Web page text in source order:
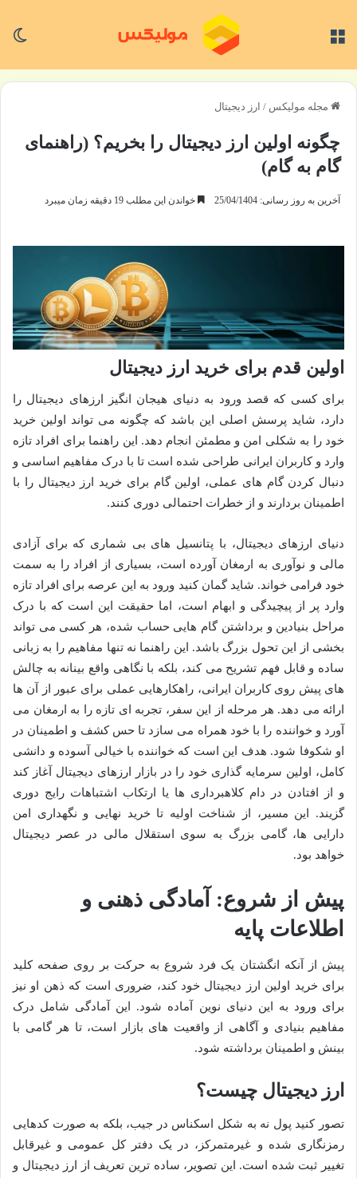
مجله مولیکس / ارز دیجیتال
چگونه اولین ارز دیجیتال را بخریم؟ (راهنمای
گام به گام)
آخرین به روز رسانی: 25/04/1404 خواندن این مطلب 19 دقیقه زمان میبرد
اولین قدم برای خرید ارز دیجیتال
برای کسی که قصد ورود به دنیای هیجان انگیز ارزهای دیجیتال را
دارد، شاید پرسش اصلی این باشد که چگونه می تواند اولین خرید
خود را به شکلی امن و مطمئن انجام دهد. این راهنما برای افراد تازه
وارد و کاربران ایرانی طراحی شده است تا با درک مفاهیم اساسی و
دنبال کردن گام های عملی، اولین گام برای خرید ارز دیجیتال را با
اطمینان بردارند و از خطرات احتمالی دوری کنند.
دنیای ارزهای دیجیتال، با پتانسیل های بی شماری که برای آزادی
مالی و نوآوری به ارمغان آورده است، بسیاری از افراد را به سمت
خود فرامی خواند. شاید گمان کنید ورود به این عرصه برای افراد تازه
وارد پر از پیچیدگی و ابهام است، اما حقیقت این است که با درک
مراحل بنیادین و برداشتن گام هایی حساب شده، هر کسی می تواند
بخشی از این تحول بزرگ باشد. این راهنما نه تنها مفاهیم را به زبانی
ساده و قابل فهم تشریح می کند، بلکه با نگاهی واقع بینانه به چالش
های پیش روی کاربران ایرانی، راهکارهایی عملی برای عبور از آن ها
ارائه می دهد. هر مرحله از این سفر، تجربه ای تازه را به ارمغان می
آورد و خواننده را با خود همراه می سازد تا حس کشف و اطمینان در
او شکوفا شود. هدف این است که خواننده با خیالی آسوده و دانشی
کامل، اولین سرمایه گذاری خود را در بازار ارزهای دیجیتال آغاز کند
و از افتادن در دام کلاهبرداری ها یا ارتکاب اشتباهات رایج دوری
گزیند. این مسیر، از شناخت اولیه تا خرید نهایی و نگهداری امن
دارایی ها، گامی بزرگ به سوی استقلال مالی در عصر دیجیتال
خواهد بود.
پیش از شروع: آمادگی ذهنی و
اطلاعات پایه
پیش از آنکه انگشتان یک فرد شروع به حرکت بر روی صفحه کلید
برای خرید اولین ارز دیجیتال خود کند، ضروری است که ذهن او نیز
برای ورود به این دنیای نوین آماده شود. این آمادگی شامل درک
مفاهیم بنیادی و آگاهی از واقعیت های بازار است، تا هر گامی با
بینش و اطمینان برداشته شود.
ارز دیجیتال چیست؟
تصور کنید پول نه به شکل اسکناس در جیب، بلکه به صورت کدهایی
رمزنگاری شده و غیرمتمرکز، در یک دفتر کل عمومی و غیرقابل
تغییر ثبت شده است. این تصویر، ساده ترین تعریف از ارز دیجیتال و